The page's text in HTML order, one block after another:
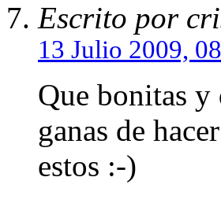
Escrito por
13 Julio 2009,
Que bonitas y
ganas de
estos :-)